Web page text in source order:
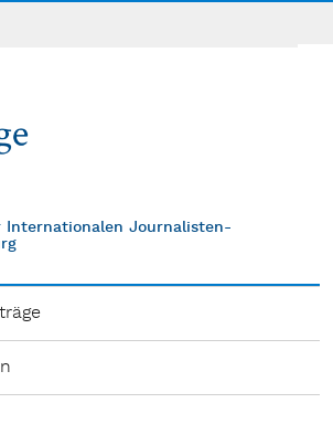
Internationalen Journalisten-